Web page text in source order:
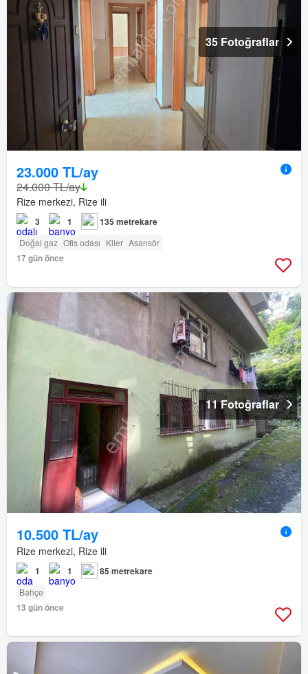
35 Fotoğraflar
23.000 TL/ay
24.000 TL/ay
Rize merkezi, Rize ili
3 1 135 metrekare
Doğal gaz Ofis odası Kiler Asansör
17 gün önce
11 Fotoğraflar
10.500 TL/ay
Rize merkezi, Rize ili
1 1 85 metrekare
Bahçe
13 gün önce